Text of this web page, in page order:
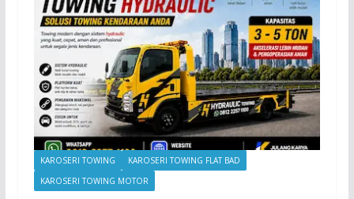
KAROSERI TOWING
KAROSERI TOWING FLAT BAD
KAROSERI TOWING MOTOR